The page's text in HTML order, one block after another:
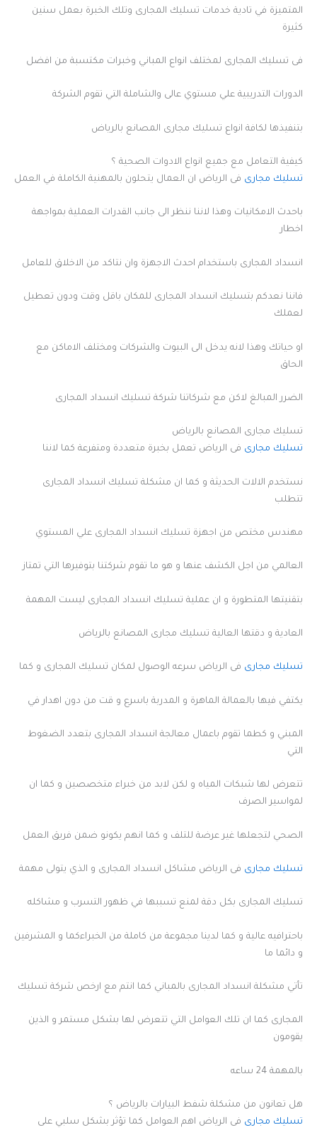
المتميزة في تادية خدمات تسليك المجارى وتلك الخبرة بعمل سنين
كثيرة
فى تسليك المجارى لمختلف انواع المباني وخبرات مكتسبة من افضل
الدورات التدريبية علي مستوي عالى والشاملة التي تقوم الشركة
بتنفيذها لكافة انواع تسليك مجارى المصانع بالرياض
كيفية التعامل مع جميع انواع الادوات الصحية ؟
تسليك مجارى فى الرياض ان العمال يتحلون بالمهنية الكاملة في العمل
باحدث الامكانيات وهذا لاننا ننظر الى جانب القدرات العملية بمواجهة
اخطار
انسداد المجارى باستخدام احدث الاجهزة وان نتاكد من الاخلاق للعامل
فاننا نعدكم بتسليك انسداد المجارى للمكان باقل وقت ودون تعطيل
لعملك
او حياتك وهذا لانه يدخل الى البيوت والشركات ومختلف الاماكن مع
الحاق
الضرر المبالغ لاكن مع شركاتنا شركة تسليك انسداد المجارى
تسليك مجارى المصانع بالرياض
تسليك مجارى فى الرياض تعمل بخبرة متعددة ومتفرعة كما لاننا
نستخدم الالات الحديثة و كما ان مشكلة تسليك انسداد المجارى
تتطلب
مهندس مختص من اجهزة تسليك انسداد المجارى علي المستوي
العالمي من اجل الكشف عنها و هو ما تقوم شركتنا بتوفيرها التي تمتاز
بتقنيتها المتطورة و ان عملية تسليك انسداد المجارى ليست المهمة
العادية و دقتها العالية تسليك مجارى المصانع بالرياض
تسليك مجارى فى الرياض سرعه الوصول لمكان تسليك المجارى و كما
يكتفي فيها بالعمالة الماهرة و المدربة باسرع و قت من دون اهدار في
المبني و كطما تقوم باعمال معالجة انسداد المجارى بتعدد الضغوط
التي
تتعرض لها شبكات المياه و لكن لابد من خبراء متخصصين و كما ان
لمواسير الصرف
الصحي لتجعلها غير عرضة للتلف و كما انهم يكونو ضمن فريق العمل
تسليك مجارى فى الرياض مشاكل انسداد المجارى و الذي يتولى مهمة
تسليك المجارى بكل دقة لمنع تسببها في ظهور التسرب و مشاكله
باحترافيه عالية و كما لدينا مجموعة من كاملة من الخبراءكما و المشرفين
و دائما ما
تأتي مشكلة انسداد المجارى بالمباني كما انتم مع ارخص شركة تسليك
المجارى كما ان تلك العوامل التي تتعرض لها بشكل مستمر و الذين
يقومون
بالمهمة 24 ساعه
هل تعانون من مشكلة شفط البيارات بالرياض ؟
تسليك مجارى فى الرياض اهم العوامل كما تؤثر بشكل سلبي على